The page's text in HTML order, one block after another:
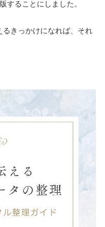
することにしました。
きっかけになれば、それ